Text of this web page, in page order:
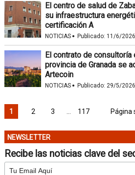
El centro de salud de
su infraestructura
certificación A
NOTICIAS · Publicado: 11/6/2026
El contrato de consultoría
provincia de Granada se
Artecoin
NOTICIAS · Publicado: 29/5/2026
1 2 3 117 Página
NEWSLETTER
Recibe las noticias clave del